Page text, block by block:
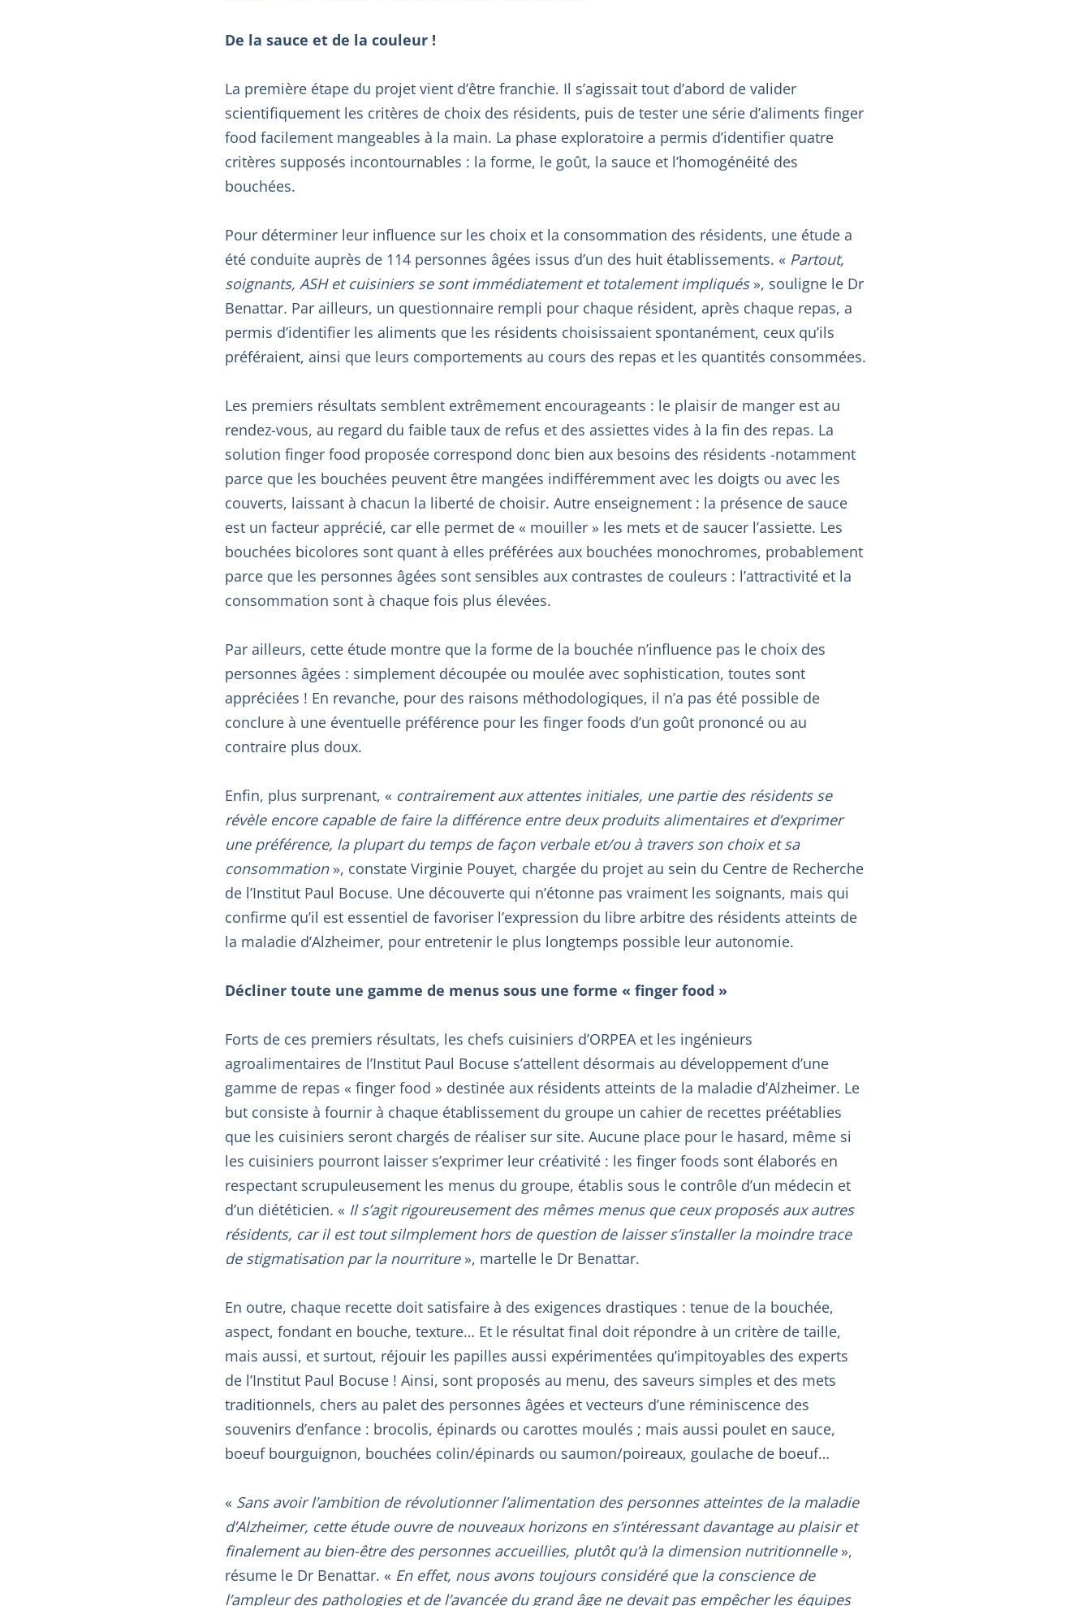
De la sauce et de la couleur !
La première étape du projet vient d’être franchie. Il s’agissait tout d’abord de valider
scientifiquement les critères de choix des résidents, puis de tester une série d’aliments finger
food facilement mangeables à la main. La phase exploratoire a permis d’identifier quatre
critères supposés incontournables : la forme, le goût, la sauce et l’homogénéité des
bouchées.
Pour déterminer leur influence sur les choix et la consommation des résidents, une étude a
été conduite auprès de 114 personnes âgées issus d’un des huit établissements. « Partout,
soignants, ASH et cuisiniers se sont immédiatement et totalement impliqués», souligne le Dr
Benattar. Par ailleurs, un questionnaire rempli pour chaque résident, après chaque repas, a
permis d’identifier les aliments que les résidents choisissaient spontanément, ceux qu’ils
préféraient, ainsi que leurs comportements au cours des repas et les quantités consommées.
Les premiers résultats semblent extrêmement encourageants : le plaisir de manger est au
rendez-vous, au regard du faible taux de refus et des assiettes vides à la fin des repas. La
solution finger food proposée correspond donc bien aux besoins des résidents -notamment
parce que les bouchées peuvent être mangées indifféremment avec les doigts ou avec les
couverts, laissant à chacun la liberté de choisir. Autre enseignement : la présence de sauce
est un facteur apprécié, car elle permet de « mouiller » les mets et de saucer l’assiette. Les
bouchées bicolores sont quant à elles préférées aux bouchées monochromes, probablement
parce que les personnes âgées sont sensibles aux contrastes de couleurs : l’attractivité et la
consommation sont à chaque fois plus élevées.
Par ailleurs, cette étude montre que la forme de la bouchée n’influence pas le choix des
personnes âgées : simplement découpée ou moulée avec sophistication, toutes sont
appréciées ! En revanche, pour des raisons méthodologiques, il n’a pas été possible de
conclure à une éventuelle préférence pour les finger foods d’un goût prononcé ou au
contraire plus doux.
Enfin, plus surprenant, « contrairement aux attentes initiales, une partie des résidents se
révèle encore capable de faire la différence entre deux produits alimentaires et d’exprimer
une préférence, la plupart du temps de façon verbale et/ou à travers son choix et sa
consommation», constate Virginie Pouyet, chargée du projet au sein du Centre de Recherche
de l’Institut Paul Bocuse. Une découverte qui n’étonne pas vraiment les soignants, mais qui
confirme qu’il est essentiel de favoriser l’expression du libre arbitre des résidents atteints de
la maladie d’Alzheimer, pour entretenir le plus longtemps possible leur autonomie.
Décliner toute une gamme de menus sous une forme « finger food »
Forts de ces premiers résultats, les chefs cuisiniers d’ORPEA et les ingénieurs
agroalimentaires de l’Institut Paul Bocuse s’attellent désormais au développement d’une
gamme de repas « finger food » destinée aux résidents atteints de la maladie d’Alzheimer. Le
but consiste à fournir à chaque établissement du groupe un cahier de recettes préétablies
que les cuisiniers seront chargés de réaliser sur site. Aucune place pour le hasard, même si
les cuisiniers pourront laisser s’exprimer leur créativité : les finger foods sont élaborés en
respectant scrupuleusement les menus du groupe, établis sous le contrôle d’un médecin et
d’un diététicien. « Il s’agit rigoureusement des mêmes menus que ceux proposés aux autres
résidents, car il est tout silmplement hors de question de laisser s’installer la moindre trace
de stigmatisation par la nourriture», martelle le Dr Benattar.
En outre, chaque recette doit satisfaire à des exigences drastiques : tenue de la bouchée,
aspect, fondant en bouche, texture… Et le résultat final doit répondre à un critère de taille,
mais aussi, et surtout, réjouir les papilles aussi expérimentées qu’impitoyables des experts
de l’Institut Paul Bocuse ! Ainsi, sont proposés au menu, des saveurs simples et des mets
traditionnels, chers au palet des personnes âgées et vecteurs d’une réminiscence des
souvenirs d’enfance : brocolis, épinards ou carottes moulés ; mais aussi poulet en sauce,
boeuf bourguignon, bouchées colin/épinards ou saumon/poireaux, goulache de boeuf…
« Sans avoir l’ambition de révolutionner l’alimentation des personnes atteintes de la maladie
d’Alzheimer, cette étude ouvre de nouveaux horizons en s’intéressant davantage au plaisir et
finalement au bien-être des personnes accueillies, plutôt qu’à la dimension nutritionnelle»,
résume le Dr Benattar. « En effet, nous avons toujours considéré que la conscience de
l’ampleur des pathologies et de l’avancée du grand âge ne devait pas empêcher les équipes